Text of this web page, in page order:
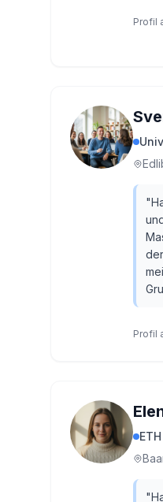
Profil
"
Profil
"